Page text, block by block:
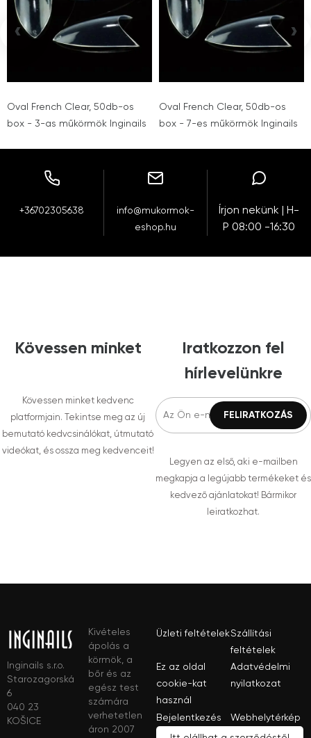
Oval French Clear, 50db-os
box - 3-as műkörmök Inginails
Oval French Clear, 50db-os
box - 7-es műkörmök Inginails
‹ ›
+36702305638
info@mukormok-
eshop.hu
Írjon nekünk | H-
P 08:00 -16:30
Kövessen minket
Kövessen minket kedvenc
platformjain. Tekintse meg az új
bemutató kedvcsinálókat, útmutató
videókat, és ossza meg kedvenceit!
Iratkozzon fel
hírlevelünkre
Legyen az első, aki e-mailben
megkapja a legújabb termékeket és
kedvező ajánlatokat! Bármikor
leiratkozhat.
Inginails s.r.o.
Starozagorská
6
040 23
KOŠICE
Kivételes
ápolás a
körmök, a
bőr és az
egész test
számára
verhetetlen
áron 2007
Üzleti feltételekSzállítási
feltételek
Ez az oldal
cookie-kat
használ
Adatvédelmi
nyilatkozat
Bejelentkezés Webhelytérkép